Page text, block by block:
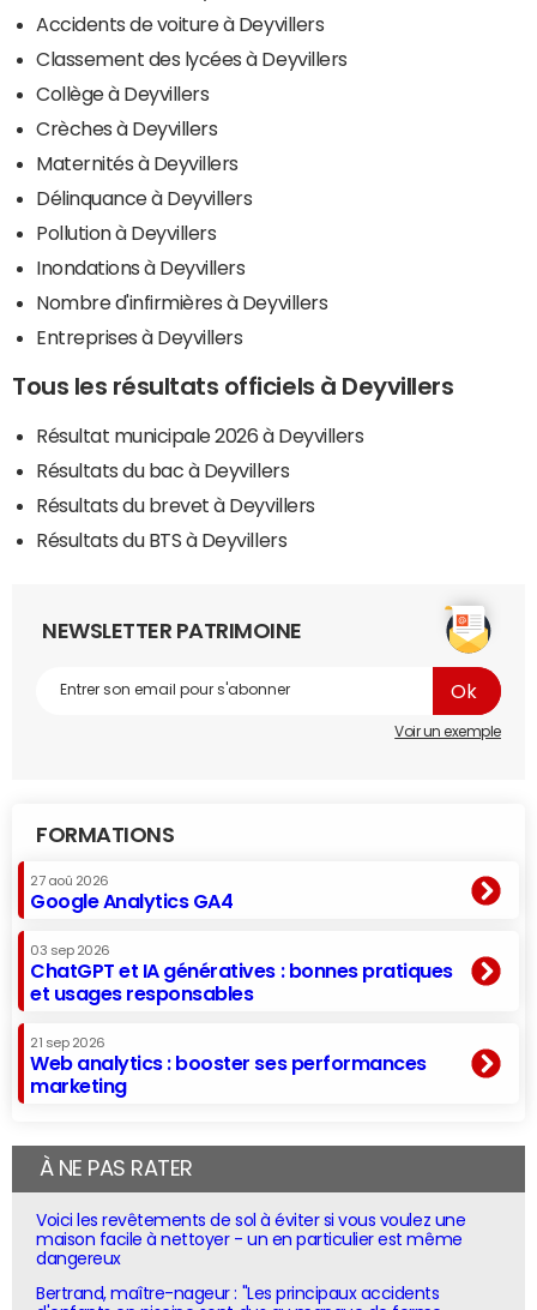
Accidents de voiture à Deyvillers
Classement des lycées à Deyvillers
Collège à Deyvillers
Crèches à Deyvillers
Maternités à Deyvillers
Délinquance à Deyvillers
Pollution à Deyvillers
Inondations à Deyvillers
Nombre d'infirmières à Deyvillers
Entreprises à Deyvillers
Tous les résultats officiels à Deyvillers
Résultat municipale 2026 à Deyvillers
Résultats du bac à Deyvillers
Résultats du brevet à Deyvillers
Résultats du BTS à Deyvillers
NEWSLETTER PATRIMOINE
Voir un exemple
FORMATIONS
27 aoû 2026
Google Analytics GA4
03 sep 2026
ChatGPT et IA génératives : bonnes pratiques
et usages responsables
21 sep 2026
Web analytics : booster ses performances
marketing
À NE PAS RATER
Voici les revêtements de sol à éviter si vous voulez une
maison facile à nettoyer - un en particulier est même
dangereux
Bertrand, maître-nageur : "Les principaux accidents